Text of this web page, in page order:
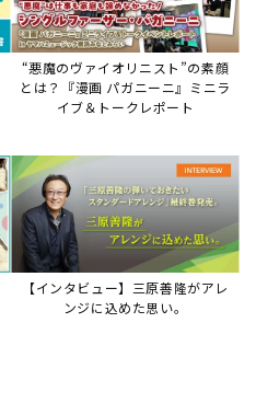
“悪魔のヴァイオリニスト”の素顔
とは？『漫画 パガニーニ』ミニラ
イブ＆トークレポート
【インタビュー】三原善隆がアレ
ンジに込めた思い。